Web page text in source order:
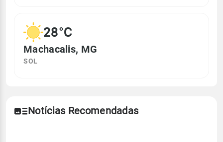
28°C
Machacalis, MG
SOL
Notícias Recomendadas